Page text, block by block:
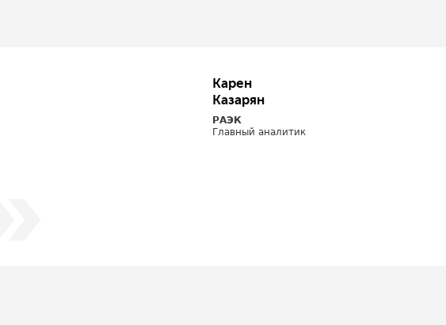
Карен
Казарян
РАЭК
Главный аналитик